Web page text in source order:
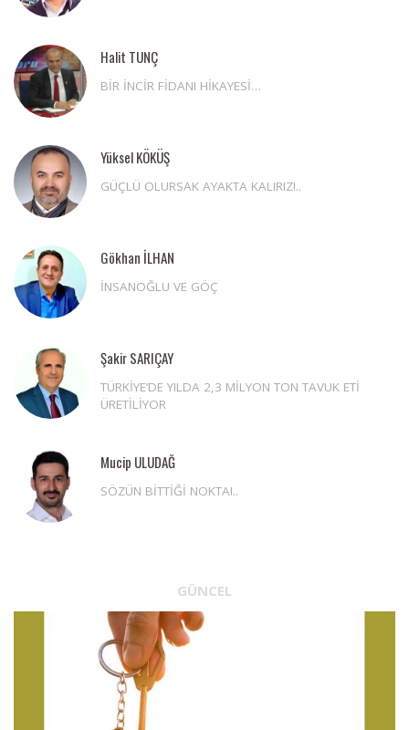
Halit TUNÇ
BİR İNCİR FİDANI HİKAYESİ…
Yüksel KÖKÜŞ
GÜÇLÜ OLURSAK AYAKTA KALIRIZ!..
Gökhan İLHAN
İNSANOĞLU VE GÖÇ
Şakir SARIÇAY
TÜRKİYE’DE YILDA 2,3 MİLYON TON TAVUK ETİ
ÜRETİLİYOR
Mucip ULUDAĞ
SÖZÜN BİTTİĞİ NOKTA!..
GÜNCEL